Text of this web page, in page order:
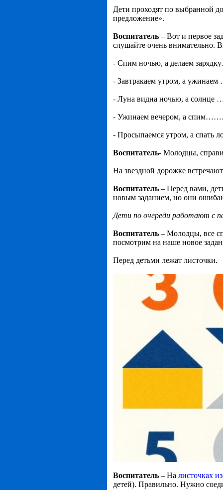
Дети проходят по выбранной
предложение».
Воспитатель – Вот и первое
слушайте очень внимательно.
- Спим ночью, а делаем
- Завтракаем утром, а
- Луна видна ночью, а
- Ужинаем вечером, а
- Просыпаемся утром, а спать
Воспитатель- Молодцы,
На звездной дорожке
Воспитатель – Перед вами,
новым заданием, но они
Дети по очереди работают с
Воспитатель – Молодцы, все
посмотрим на наше новое
Перед детьми лежат листочки.
Воспитатель – На листочках
детей). Правильно. Нужно